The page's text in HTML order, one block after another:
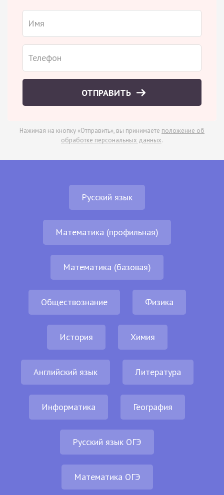
ОТПРАВИТЬ
Нажимая на кнопку «Отправить», вы принимаете положение об
обработке персональных данных.
Русский язык
Математика (профильная)
Математика (базовая)
Обществознание Физика
История Химия
Английский язык Литература
Информатика География
Русский язык ОГЭ
Математика ОГЭ